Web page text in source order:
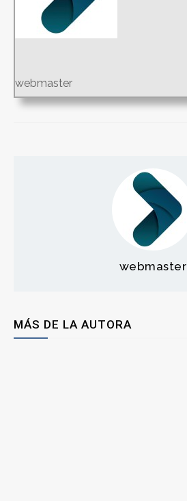
webmaster
webmaster
MÁS DE LA AUTORA